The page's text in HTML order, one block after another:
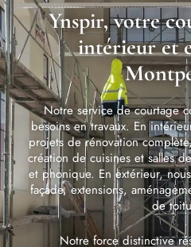
Ynspir, votre
intérieur et
Notre service de courtage
besoins en travaux. En
projets de rénovation
création de cuisines et salles
et phonique. En extérieur,
façade, extensions,
de
Notre force distinctive